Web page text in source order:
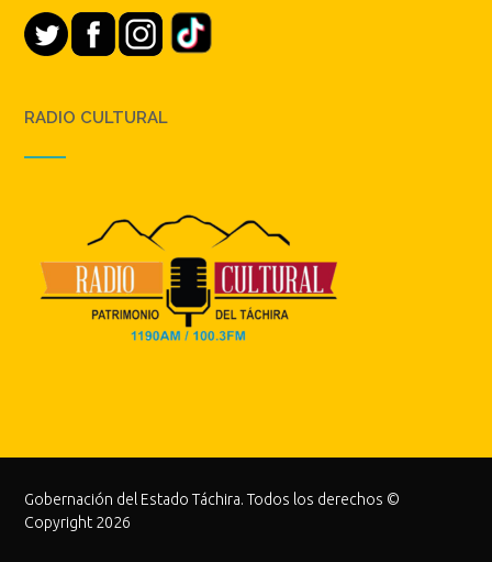
RADIO CULTURAL
Gobernación del Estado Táchira. Todos los derechos ©
Copyright 2026